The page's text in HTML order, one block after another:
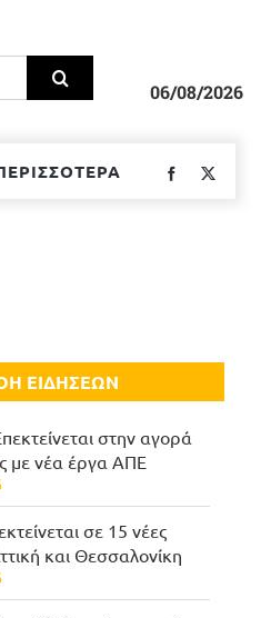
06/08/2026
Facebook
ΕΙΔΗΣΕΩΝ
στην αγορά
με νέα έργα ΑΠΕ
σε 15 νέες
και Θεσσαλονίκη